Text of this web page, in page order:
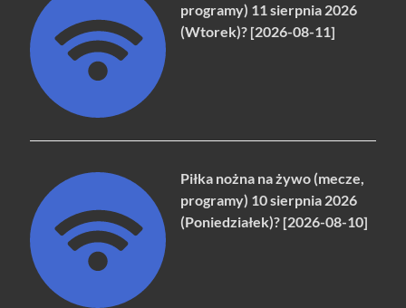
programy) 11 sierpnia 2026
(Wtorek)? [2026-08-11]
Piłka nożna na żywo (mecze,
programy) 10 sierpnia 2026
(Poniedziałek)? [2026-08-10]